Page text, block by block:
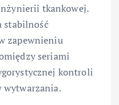
tkankowej.
stabilność
zapewnieniu
seriami
kontroli
wytwarzania.